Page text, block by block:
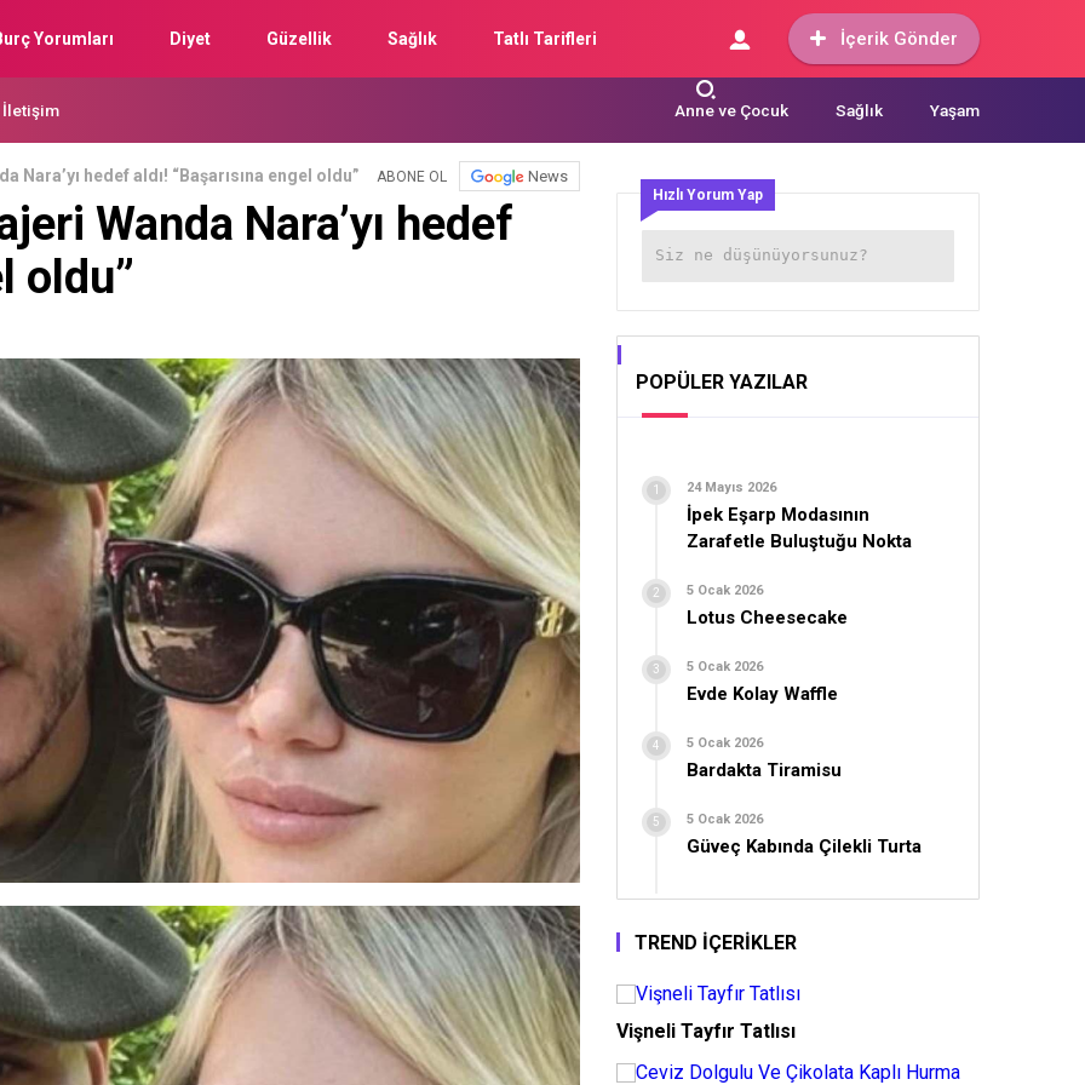
Yorumları Diyet Güzellik Sağlık Tatlı Tarifleri İçerik Gönder
İletişim Anne ve Çocuk Sağlık Yaşam
Nara’yı hedef aldı! “Başarısına engel oldu” ABONE OL News
Wanda Nara’yı hedef
oldu”
Hızlı Yorum Yap
POPÜLER YAZILAR
24 Mayıs 2026
İpek Eşarp Modasının
Zarafetle Buluştuğu Nokta
5 Ocak 2026
Lotus Cheesecake
5 Ocak 2026
Evde Kolay Waffle
5 Ocak 2026
Bardakta Tiramisu
5 Ocak 2026
Güveç Kabında Çilekli Turta
TREND İÇERİKLER
Vişneli Tayfır Tatlısı